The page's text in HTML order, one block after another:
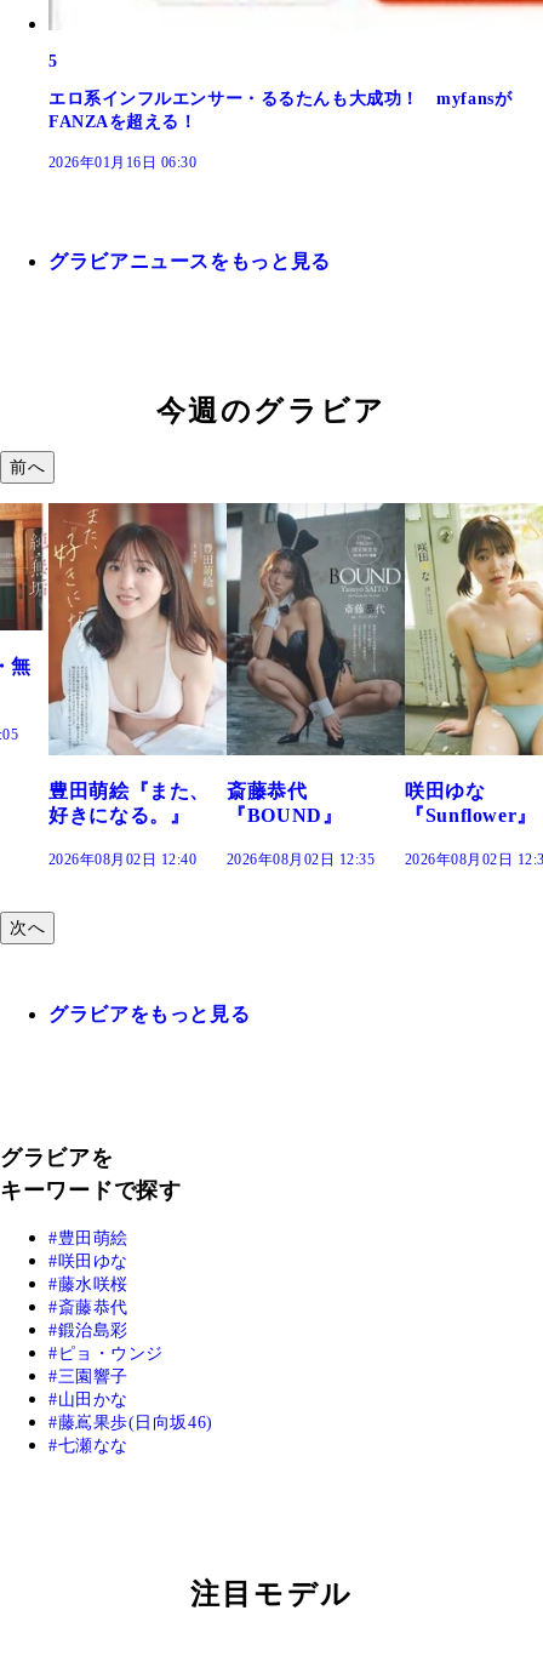
5
エロ系インフルエンサー・るるたんも大成功！ myfansが
FANZAを超える！
2026年01月16日 06:30
グラビアニュースをもっと見る
今週のグラビア
前へ
斎藤恭代
『BOUND』
2026年08月02日 12:35
咲田ゆな
『Sunflower』
2026年08月02日 12:30
藤水咲桜『花
だまり』
2026年08月02日
次へ
グラビアをもっと見る
グラビアを
キーワードで探す
豊田萌絵
咲田ゆな
藤水咲桜
斎藤恭代
鍛治島彩
ピョ・ウンジ
三園響子
山田かな
藤嶌果歩(日向坂46)
七瀬なな
注目モデル